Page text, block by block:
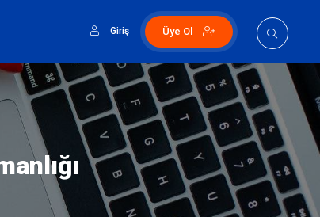
Üye Ol
Giriş